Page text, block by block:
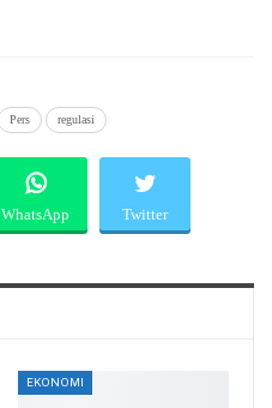
Pers regulasi
WhatsApp Twitter
EKONOMI